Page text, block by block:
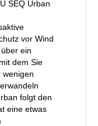
SEQ Urban
vor Wind
ein
dem Sie
wenigen
folgt den
eine etwas